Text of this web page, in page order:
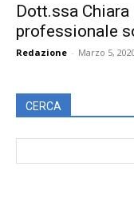
Dott.ssa
professionale
Redazione - Marzo 5,
CERCA